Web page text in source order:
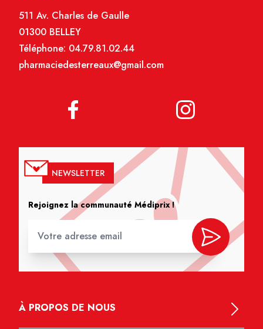
511 Av. Charles de Gaulle
01300 BELLEY
Téléphone: 04.79.81.02.44
pharmaciedesterreaux@gmail.com
NEWSLETTER
Rejoignez la communauté Médiprix !
À PROPOS DE NOUS